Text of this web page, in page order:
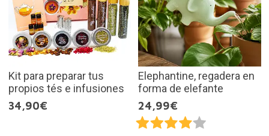
Kit para preparar tus
propios tés e infusiones
34,90€
Elephantine, regadera en
forma de elefante
24,99€